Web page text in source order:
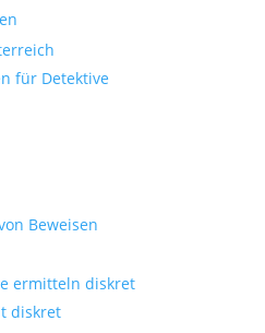
für Detektive
Beweisen
ermitteln diskret
diskret